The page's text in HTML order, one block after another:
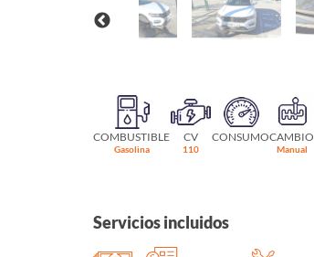
COMBUSTIBLE
Gasolina
CV
110
CONSUMOCAMBIO
Manual
Servicios incluidos